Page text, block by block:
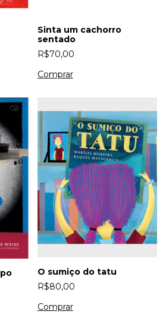
Sinta um cachorro
sentado
R$70,00
O sumiço do tatu
R$80,00